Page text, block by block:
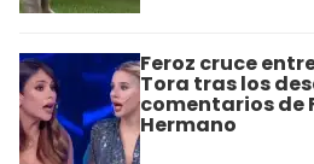
Feroz cruce
Tora tras los
comentarios de
Hermano